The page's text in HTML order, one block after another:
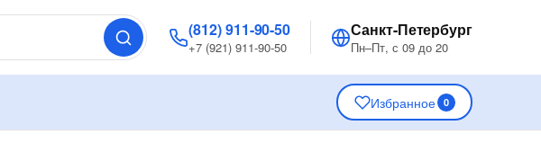
(812) 911-90-50
+7 (921) 911-90-50
Санкт-Петербург
Пн–Пт, с 09 до 20
Избранное 0